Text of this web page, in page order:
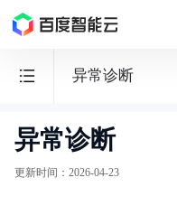
异常诊断
数
据
异常诊断
更新时间 ： 2026-04-23